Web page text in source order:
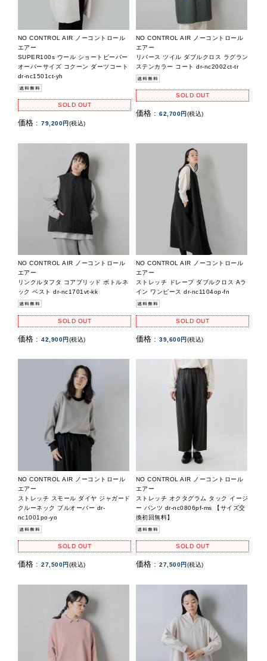
NO CONTROL AIR ノーコントロール
エアー
SUPER100s ウール ショートビーバー
オーバーサイズ コクーン ダーツコート
dr-nc1501ct-yh
SOLD OUT
価格 : 79,200円(税込)
NO CONTROL AIR ノーコントロール
エアー
リバース ツイル ダブルクロス ラグラン
ステンカラー コート dr-nc2002ct-tr
SOLD OUT
価格 : 62,700円(税込)
NO CONTROL AIR ノーコントロール
エアー
リンクルタフタ コアブリッド ボトルネ
ック ベスト dr-nc1701vt-kk
SOLD OUT
価格 : 42,900円(税込)
NO CONTROL AIR ノーコントロール
エアー
ストレッチ ドレープ ダブルクロス Aラ
イン ワンピース dr-nc1104op-fn
SOLD OUT
価格 : 39,600円(税込)
NO CONTROL AIR ノーコントロール
エアー
ストレッチ スモール ダイヤ ジャガード
クルーネック プルオーバー dr-
nc1001po-yo
SOLD OUT
価格 : 27,500円(税込)
NO CONTROL AIR ノーコントロール
エアー
ストレッチ オクタグラム タック イージ
ー パンツ dr-nc0806pf-ms 【サイズ交
換初回無料】
SOLD OUT
価格 : 27,500円(税込)